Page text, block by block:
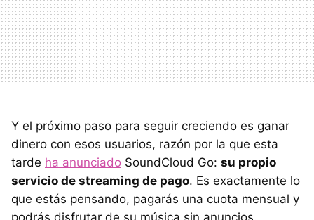
Y el próximo paso para seguir creciendo es ganar
dinero con esos usuarios, razón por la que esta
tarde ha anunciado SoundCloud Go: su propio
servicio de streaming de pago. Es exactamente lo
que estás pensando, pagarás una cuota mensual y